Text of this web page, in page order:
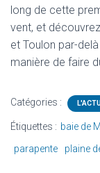
long de cette
vent, et
et Toulon par-delà
manière de faire
Catégories :
Étiquettes : baie de
parapente
plaine